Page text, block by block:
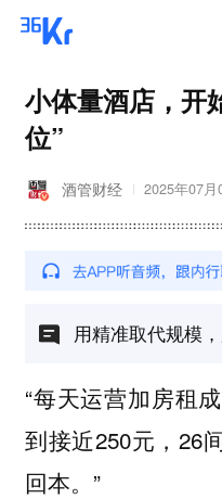
小体量酒店，开
位”
酒管财经 2025年07
用精准取代规模
“每天运营加房租
到接近250元，26
回本。”